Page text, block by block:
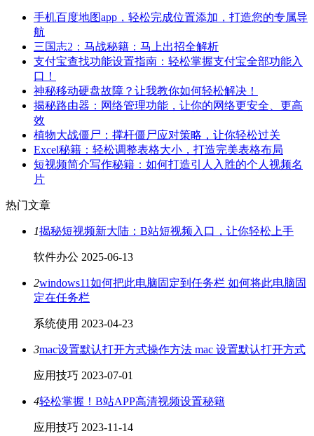
手机百度地图app，轻松完成位置添加，打造您的专属导
航
三国志2：马战秘籍：马上出招全解析
支付宝查找功能设置指南：轻松掌握支付宝全部功能入
口！
神秘移动硬盘故障？让我教你如何轻松解决！
揭秘路由器：网络管理功能，让你的网络更安全、更高
效
植物大战僵尸：撑杆僵尸应对策略，让你轻松过关
Excel秘籍：轻松调整表格大小，打造完美表格布局
短视频简介写作秘籍：如何打造引人入胜的个人视频名
片
热门文章
1揭秘短视频新大陆：B站短视频入口，让你轻松上手
软件办公 2025-06-13
2windows11如何把此电脑固定到任务栏 如何将此电脑固
定在任务栏
系统使用 2023-04-23
3mac设置默认打开方式操作方法 mac 设置默认打开方式
应用技巧 2023-07-01
4轻松掌握！B站APP高清视频设置秘籍
应用技巧 2023-11-14